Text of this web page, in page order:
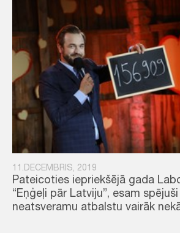
11.DECEMBRIS, 2019
Pateicoties iepriekšējā gada
“Eņģeļi pār Latviju”, esam
neatsveramu atbalstu vairāk